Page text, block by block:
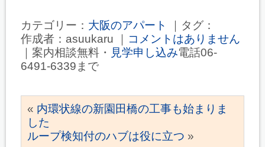
カテゴリー： 大阪のアパート
｜タグ：
作成者：asuukaru ｜ コメントはありません
｜案内相談無料・ 見学申し込み電話06-
6491-6339まで
« 内環状線の新園田橋の工事も始まりま
した
ループ検知付のハブは役に立つ »